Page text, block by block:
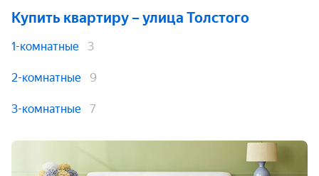
Купить квартиру – улица Толстого
1-комнатные 3
2-комнатные 9
3-комнатные 7